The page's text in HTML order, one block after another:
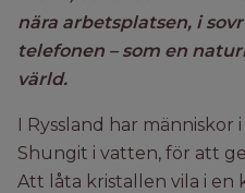
nära arbetsplatsen, i
telefonen – som en
värld.
I Ryssland har
Shungit i vatten, för att
Att låta kristallen vila i en